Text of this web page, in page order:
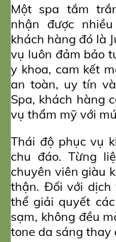
Một spa tắm
nhận được
khách hàng đó là
vụ luôn đảm bảo
y khoa, cam kết
an toàn, uy tín
Spa, khách hàng
vụ thẩm mỹ với
Thái độ phục vụ
chu đáo. Từng
chuyên viên giàu
thận. Đối với dịch
thể giải quyết
sạm, không đều
tone da sáng thay